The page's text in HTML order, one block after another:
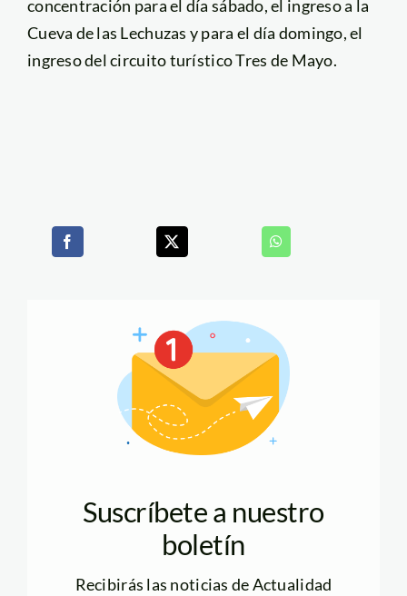
concentración para el día sábado, el ingreso a la
Cueva de las Lechuzas y para el día domingo, el
ingreso del circuito turístico Tres de Mayo.
Suscríbete a nuestro
boletín
Recibirás las noticias de Actualidad